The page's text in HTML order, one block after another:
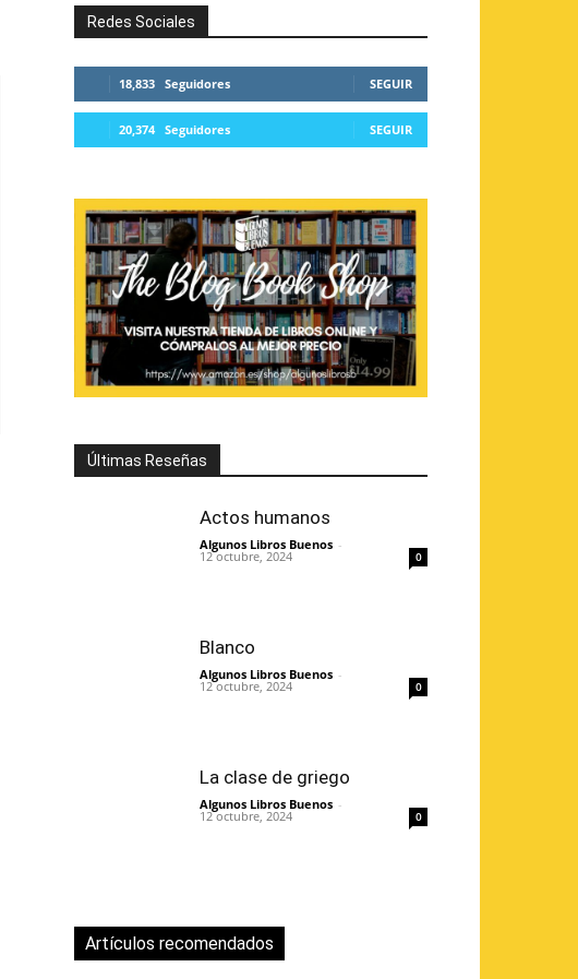
Redes Sociales
18,833 Seguidores SEGUIR
20,374 Seguidores SEGUIR
Últimas Reseñas
Actos humanos
Algunos Libros Buenos -
12 octubre, 2024 0
Blanco
Algunos Libros Buenos -
12 octubre, 2024 0
La clase de griego
Algunos Libros Buenos -
12 octubre, 2024 0
Artículos recomendados